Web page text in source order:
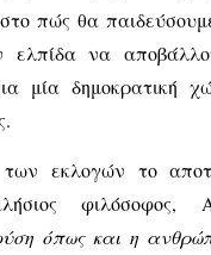
πώς θα
ελπίδα να
μία δημοκρατική
εκλογών το
φιλόσοφος,
όπως και η